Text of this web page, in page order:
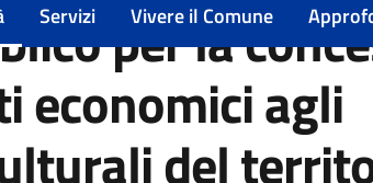
Servizi Vivere il Comune
per la
economici agli
del